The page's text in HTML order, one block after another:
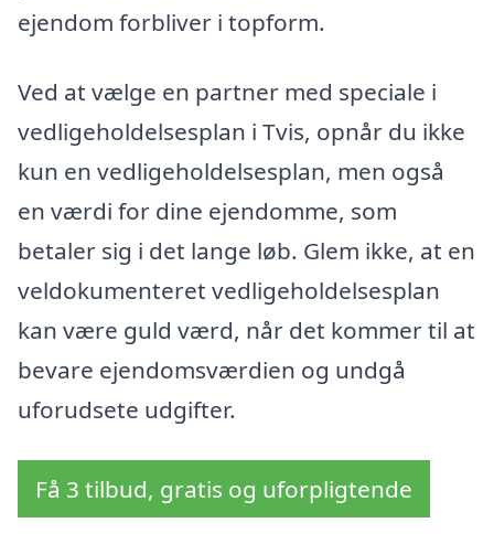
ejendom forbliver i topform.
Ved at vælge en partner med speciale i
vedligeholdelsesplan i Tvis, opnår du ikke
kun en vedligeholdelsesplan, men også
en værdi for dine ejendomme, som
betaler sig i det lange løb. Glem ikke, at en
veldokumenteret vedligeholdelsesplan
kan være guld værd, når det kommer til at
bevare ejendomsværdien og undgå
uforudsete udgifter.
Få 3 tilbud, gratis og uforpligtende